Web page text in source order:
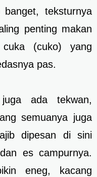
teksturnya
penting makan
(cuko) yang
pas.
ada tekwan,
semuanya juga
dipesan di sini
es campurnya.
eneg, kacang